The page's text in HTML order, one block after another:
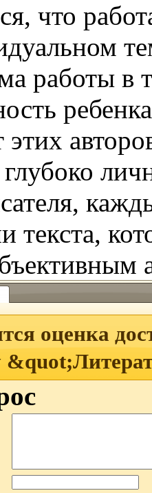
что
работы в
этих
текста,
оценка